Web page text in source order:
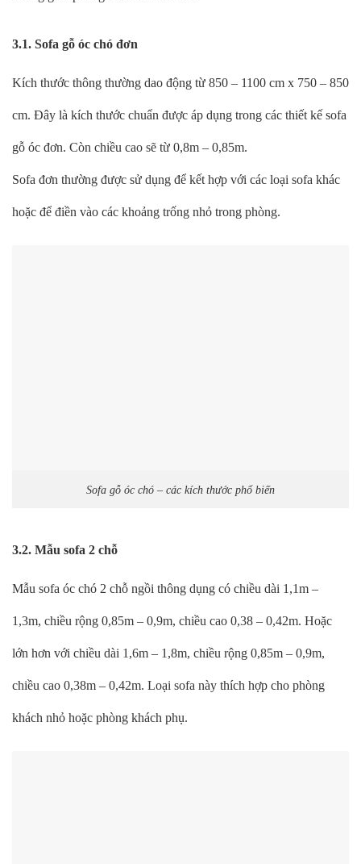
3.1. Sofa gỗ óc chó đơn
Kích thước thông thường dao động từ 850 – 1100 cm x 750 – 850
cm. Đây là kích thước chuẩn được áp dụng trong các thiết kế sofa
gỗ óc đơn. Còn chiều cao sẽ từ 0,8m – 0,85m.
Sofa đơn thường được sử dụng để kết hợp với các loại sofa khác
hoặc để điền vào các khoảng trống nhỏ trong phòng.
Sofa gỗ óc chó – các kích thước phổ biến
3.2. Mẫu sofa 2 chỗ
Mẫu sofa óc chó 2 chỗ ngồi thông dụng có chiều dài 1,1m –
1,3m, chiều rộng 0,85m – 0,9m, chiều cao 0,38 – 0,42m. Hoặc
lớn hơn với chiều dài 1,6m – 1,8m, chiều rộng 0,85m – 0,9m,
chiều cao 0,38m – 0,42m. Loại sofa này thích hợp cho phòng
khách nhỏ hoặc phòng khách phụ.